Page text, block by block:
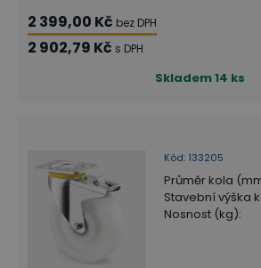
2 399,00 Kč bez DPH
2 902,79 Kč s DPH
Skladem14 ks
Kód: 133205
Průměr kola
Stavební výška
Nosnost (kg):